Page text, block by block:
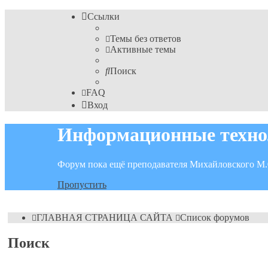
Ссылки
Темы без ответов
Активные темы
Поиск
FAQ
Вход
Информационные
Форум пока ещё преподавателя Михайловского
Пропустить
ГЛАВНАЯ СТРАНИЦА САЙТА Список форумов
Поиск